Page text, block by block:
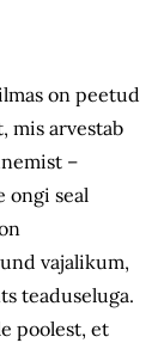
on peetud
mis arvestab
–
ongi seal
vajalikum,
teaduseluga.
poolest, et